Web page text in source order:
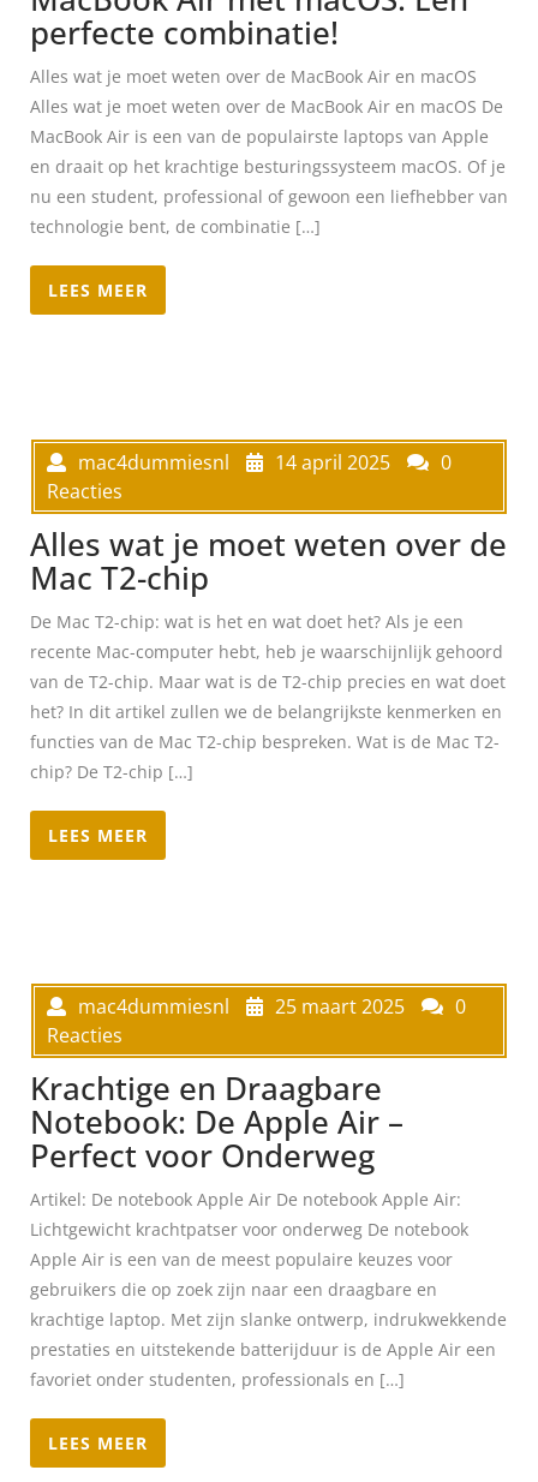
perfecte combinatie!
Alles wat je moet weten over de MacBook Air en macOS
Alles wat je moet weten over de MacBook Air en macOS De
MacBook Air is een van de populairste laptops van Apple
en draait op het krachtige besturingssysteem macOS. Of je
nu een student, professional of gewoon een liefhebber van
technologie bent, de combinatie […]
LEES MEER
mac4dummiesnl 14 april 2025
0
Reacties
Alles wat je moet weten over de
Mac T2-chip
De Mac T2-chip: wat is het en wat doet het? Als je een
recente Mac-computer hebt, heb je waarschijnlijk gehoord
van de T2-chip. Maar wat is de T2-chip precies en wat doet
het? In dit artikel zullen we de belangrijkste kenmerken en
functies van de Mac T2-chip bespreken. Wat is de Mac T2-
chip? De T2-chip […]
LEES MEER
mac4dummiesnl 25 maart 2025
0
Reacties
Krachtige en Draagbare
Notebook: De Apple Air –
Perfect voor Onderweg
Artikel: De notebook Apple Air De notebook Apple Air:
Lichtgewicht krachtpatser voor onderweg De notebook
Apple Air is een van de meest populaire keuzes voor
gebruikers die op zoek zijn naar een draagbare en
krachtige laptop. Met zijn slanke ontwerp, indrukwekkende
prestaties en uitstekende batterijduur is de Apple Air een
favoriet onder studenten, professionals en […]
LEES MEER